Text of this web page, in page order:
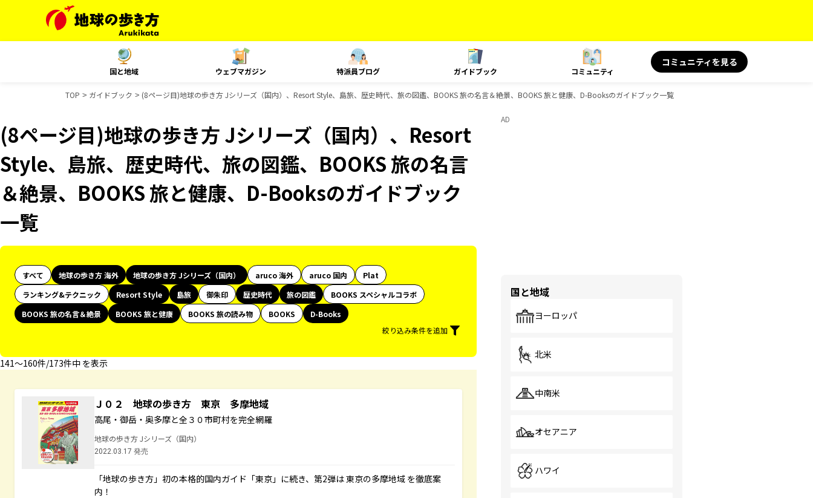
国と地域 ウェブマガジン 特派員ブログ ガイドブック コミュニティ
コミュニティを見る
TOP ガイドブック (8ページ目)地球の歩き方 Jシリーズ（国内）、Resort Style、島旅、歴史時代、旅の図鑑、BOOKS 旅の名言＆絶景、BOOKS 旅と健康、D-Booksのガイドブック一覧
(8ページ目)地球の歩き方 Jシリーズ（国内）、Resort
Style、島旅、歴史時代、旅の図鑑、BOOKS 旅の名言
＆絶景、BOOKS 旅と健康、D-Booksのガイドブック
一覧
すべて 地球の歩き方 海外 地球の歩き方 Jシリーズ（国内） aruco 海外 aruco 国内
Plat
ランキング&テクニック
Resort Style 島旅 御朱印 歴史時代 旅の図鑑
BOOKS スペシャルコラボ
BOOKS 旅の名言＆絶景
BOOKS 旅と健康 BOOKS 旅の読み物 BOOKS
D-Books
絞り込み条件を追加
141〜160件/173件中 を表示
Ｊ０２ 地球の歩き方 東京 多摩地域
高尾・御岳・奥多摩と全３０市町村を完全網羅
地球の歩き方 Jシリーズ（国内）
2022.03.17 発売
「地球の歩き方」初の本格的国内ガイド「東京」に続き、第2弾は 東京の多摩地域 を徹底案
内！
AD
国と地域
ヨーロッパ
北米
中南米
オセアニア
ハワイ